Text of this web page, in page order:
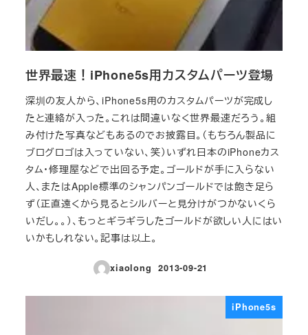
世界最速！iPhone5s用カスタムパーツ登場
深圳の友人から、iPhone5s用のカスタムパーツが完成し
たと連絡が入った。これは間違いなく世界最速だろう。組
み付けた写真などもあるのでお披露目。（もちろん製品に
ブログロゴは入っていない、笑）いずれ日本のiPhoneカス
タム・修理屋などで出回る予定。ゴールドが手に入らない
人、またはApple標準のシャンパンゴールドでは飽き足ら
ず（正直遠くから見るとシルバーと見分けがつかないくら
いだし。。）、もっとギラギラしたゴールドが欲しい人にはい
いかもしれない。記事は以上。
xiaolong
投稿日
2013-09-21
iPhone5s